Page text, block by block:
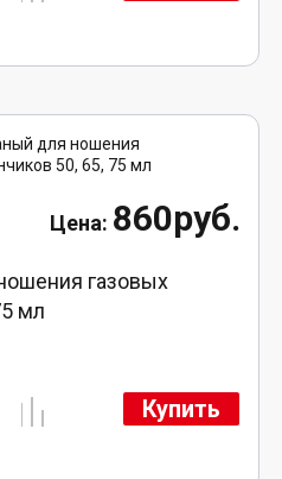
860руб.
газовых
мл
Купить